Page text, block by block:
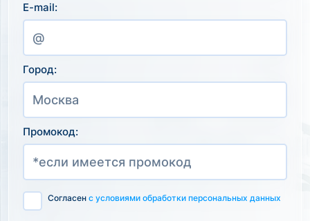
E-mail:
Город:
Промокод:
Согласен с условиями обработки персональных данных